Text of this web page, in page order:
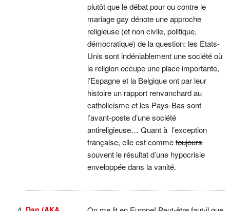
plutôt que le débat pour ou contre le
mariage gay dénote une approche
religieuse (et non civile, politique,
démocratique) de la question: les Etats-
Unis sont indéniablement une société où
la religion occupe une place importante,
l’Espagne et la Belgique ont par leur
histoire un rapport renvanchard au
catholicisme et les Pays-Bas sont
l’avant-poste d’une société
antireligieuse… Quant à l’exception
française, elle est commetoujours
souvent le résultat d’une hypocrisie
enveloppée dans la vanité.